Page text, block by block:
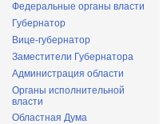
Федеральные органы власти
Губернатор
Вице-губернатор
Заместители Губернатора
Администрация области
Органы исполнительной
власти
Областная Дума